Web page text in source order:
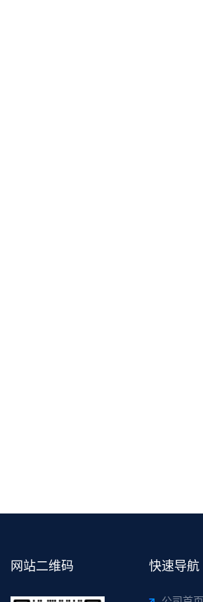
网站二维码 快速导航